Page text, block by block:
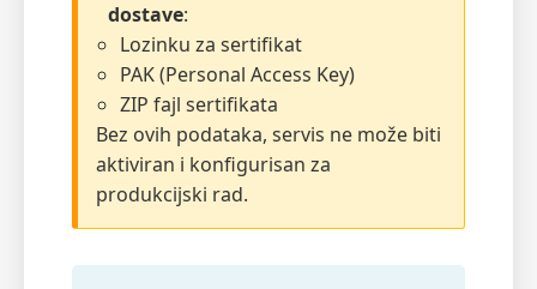
dostave:
Lozinku za sertifikat
PAK (Personal Access Key)
ZIP fajl sertifikata
Bez ovih podataka, servis ne može biti
aktiviran i konfigurisan za
produkcijski rad.